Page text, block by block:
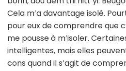
Cela m’a davantage isolé.
pour eux de comprendre que
me pousse à m’isoler.
intelligentes, mais elles
cons quand il s’agit de